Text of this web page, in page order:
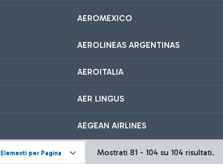
AEROMEXICO
AEROLINEAS ARGENTINAS
AEROITALIA
AER LINGUS
AEGEAN AIRLINES
per Pagina Mostrati 81 - 104 su 104 risultati.